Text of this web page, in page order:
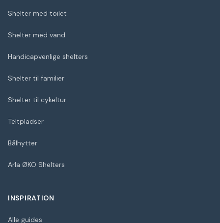
Shelter med toilet
Shelter med vand
Handicapvenlige shelters
Shelter til familier
Shelter til cykeltur
Teltpladser
Bålhytter
Arla ØKO Shelters
INSPIRATION
Alle guides